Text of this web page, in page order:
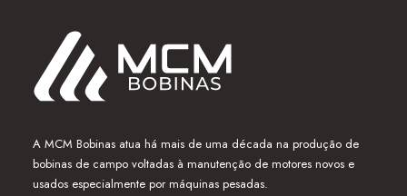
A MCM Bobinas atua há mais de uma década na produção de
bobinas de campo voltadas à manutenção de motores novos e
usados especialmente por máquinas pesadas.